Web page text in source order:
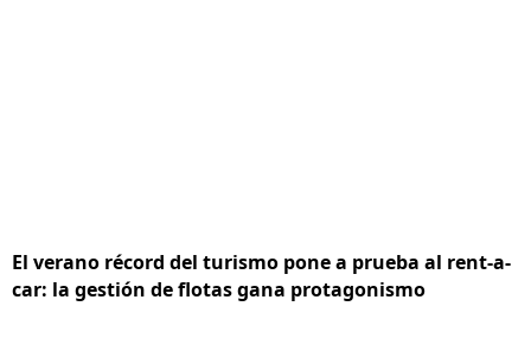
El verano récord del turismo pone a prueba al rent-a-
car: la gestión de flotas gana protagonismo